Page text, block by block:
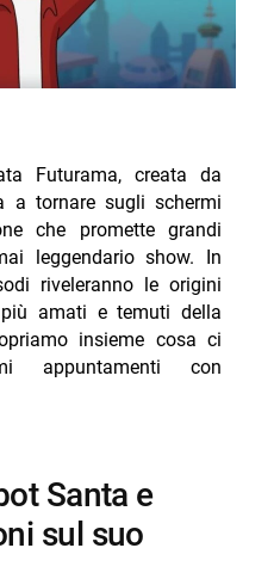
Futurama, creata da
a tornare sugli schermi
che promette grandi
leggendario show. In
riveleranno le origini
amati e temuti della
insieme cosa ci
appuntamenti con
sul suo